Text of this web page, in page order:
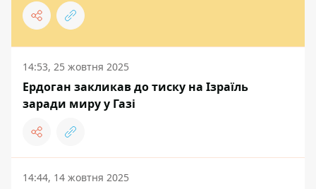
14:53, 25 жовтня 2025
Ердоган закликав до тиску на Ізраїль
заради миру у Газі
14:44, 14 жовтня 2025